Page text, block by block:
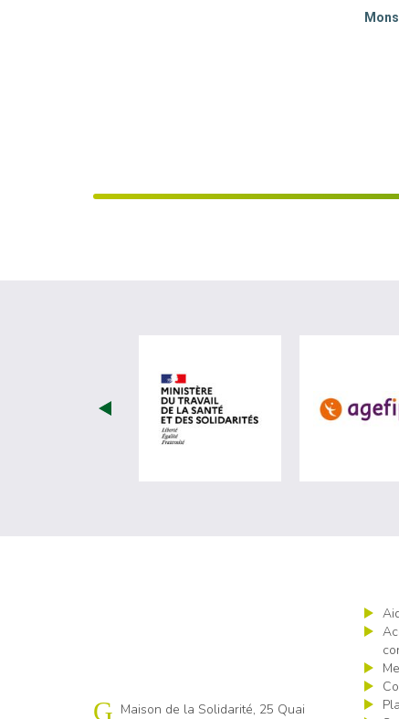
visiter les site de
Cap emploi 19
Maison de la Solidarité, 25 Quai